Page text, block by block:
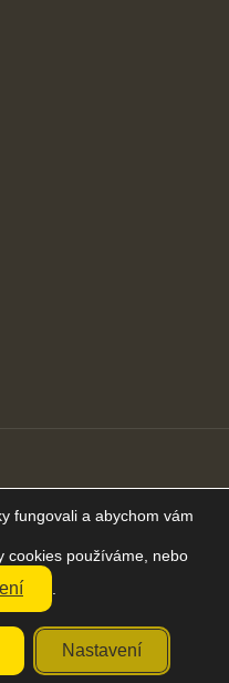
lektora. Učíte se jen
fungovali a abychom vám
cookies používáme, nebo
Nastavení